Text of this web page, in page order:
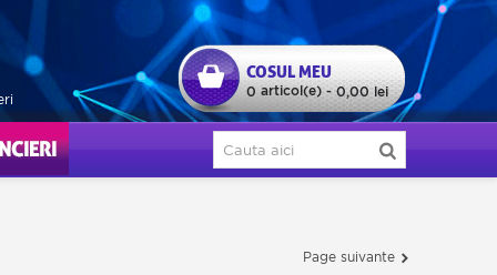
COSUL MEU
0 articol(e) - 0,00 lei
Page suivante